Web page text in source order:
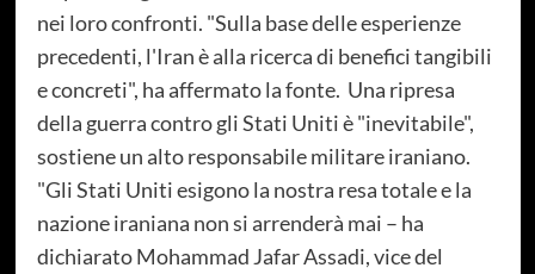
nei loro confronti. "Sulla base delle esperienze
precedenti, l'Iran è alla ricerca di benefici tangibili
e concreti", ha affermato la fonte. Una ripresa
della guerra contro gli Stati Uniti è "inevitabile",
sostiene un alto responsabile militare iraniano.
"Gli Stati Uniti esigono la nostra resa totale e la
nazione iraniana non si arrenderà mai – ha
dichiarato Mohammad Jafar Assadi, vice del